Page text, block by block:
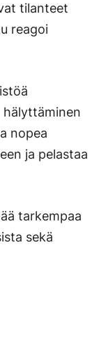
tilanteet
reagoi
hälyttäminen
nopea
ja pelastaa
tarkempaa
sekä